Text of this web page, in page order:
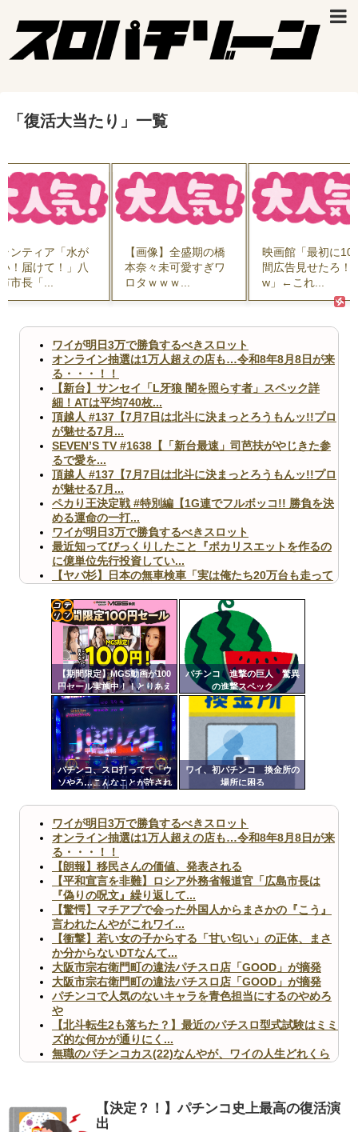
「 復活大当たり 」 一覧
ンティア「水が
！届けて！」八
市長「...
【画像】全盛期の橋
本奈々未可愛すぎワ
ロタｗｗｗ...
映画館「最初に10
間広告見せたろ！
w」←これ...
ワイが明日3万で勝負するべきスロット
オンライン抽選は1万人超えの店も…令和8年8月8日が来
る・・・！！
【新台】サンセイ「L牙狼 闇を照らす者」スペック詳
細！ATは平均740枚...
頂越人 #137【7月7日は北斗に決まっとろうもんッ!!プロ
が魅せる7月...
SEVEN’S TV #1638【「新台最速」司芭扶がやじきた参
るで愛を...
頂越人 #137【7月7日は北斗に決まっとろうもんッ!!プロ
が魅せる7月...
ペカり王決定戦 #特別編【1G連でフルボッコ!! 勝負を決
める運命の一打...
ワイが明日3万で勝負するべきスロット
最近知ってびっくりしたこと『ポカリスエットを作るの
に億単位先行投資してい...
【ヤバ杉】日本の無車検車「実は俺たち20万台も走って
【閲覧注意】俺が近くにいると機械が壊れるんだけどさ
【画像】ペプシコーラ社、「こういうのでいいんだよ」
な新商品を発売
Powered by livedoor 相互RSS
【期間限定】MGS動画が100
円セール実施中！！とりあえ
ず全部買うやろｗｗｗｗｗ
パチンコ 進撃の巨人 驚異
の進撃スペック
パチンコ、スロ打ってて「ウ
ソやろ…こんなことが許され
こと
ワイ、初パチンコ 換金所の
場所に困る
コテ
リン
- 固
定リ
ンク
自動
更新
ツー
ワイが明日3万で勝負するべきスロット
オンライン抽選は1万人超えの店も…令和8年8月8日が来
る・・・！！
【朗報】移民さんの価値、発表される
【平和宣言を非難】ロシア外務省報道官「広島市長は
『偽りの呪文』繰り返して...
【驚愕】マチアプで会った外国人からまさかの『こう』
言われたんやがこれワイ...
【衝撃】若い女の子からする「甘い匂い」の正体、まさ
か分からないDTなんて...
大阪市宗右衛門町の違法パチスロ店「GOOD」が摘発
大阪市宗右衛門町の違法パチスロ店「GOOD」が摘発
パチンコで人気のないキャラを青色担当にするのやめろ
や
【北斗転生2も落ちた？】最近のパチスロ型式試験はミミ
ズ的な何かが通りにく...
無職のパチンコカス(22)なんやが、ワイの人生どれくら
【決定？！】パチンコ史上最高の復活演
出